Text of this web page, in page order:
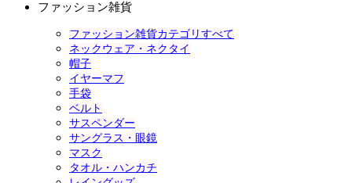
ファッション雑貨
ファッション雑貨カテゴリすべて
ネックウェア・ネクタイ
帽子
イヤーマフ
手袋
ベルト
サスペンダー
サングラス・眼鏡
マスク
タオル・ハンカチ